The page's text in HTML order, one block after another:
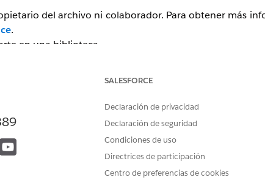
del archivo ni colaborador. Para obtener más
.
en una biblioteca.
el usuario que comparte sea el propietario del archivo o
archivo no se comparta ni se cargue en una biblioteca.
SALESFORCE
Declaración de privacidad
Declaración de seguridad
Condiciones de uso
Directrices de participación
Centro de preferencias de cookies